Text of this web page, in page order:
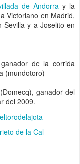
de Andorra y la
Victoriano en Madrid,
Sevilla y a Joselito en
de la corrida
(mundotoro)
ganador del
del 2009.
eltorodelajota
de la Cal